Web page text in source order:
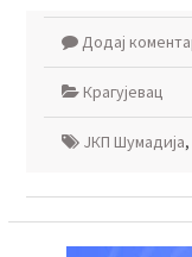
Додај
Крагујевац
ЈКП Шумадија,